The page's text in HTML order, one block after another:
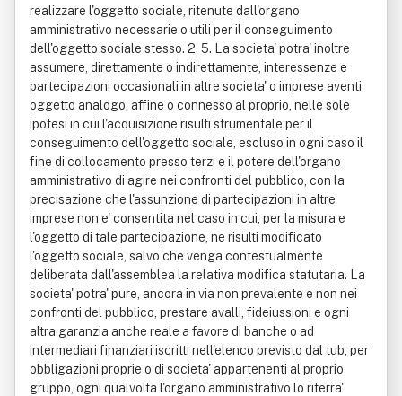
realizzare l'oggetto sociale, ritenute dall'organo
amministrativo necessarie o utili per il conseguimento
dell'oggetto sociale stesso. 2. 5. La societa' potra' inoltre
assumere, direttamente o indirettamente, interessenze e
partecipazioni occasionali in altre societa' o imprese aventi
oggetto analogo, affine o connesso al proprio, nelle sole
ipotesi in cui l'acquisizione risulti strumentale per il
conseguimento dell'oggetto sociale, escluso in ogni caso il
fine di collocamento presso terzi e il potere dell'organo
amministrativo di agire nei confronti del pubblico, con la
precisazione che l'assunzione di partecipazioni in altre
imprese non e' consentita nel caso in cui, per la misura e
l'oggetto di tale partecipazione, ne risulti modificato
l'oggetto sociale, salvo che venga contestualmente
deliberata dall'assemblea la relativa modifica statutaria. La
societa' potra' pure, ancora in via non prevalente e non nei
confronti del pubblico, prestare avalli, fideiussioni e ogni
altra garanzia anche reale a favore di banche o ad
intermediari finanziari iscritti nell'elenco previsto dal tub, per
obbligazioni proprie o di societa' appartenenti al proprio
gruppo, ogni qualvolta l'organo amministrativo lo riterra'